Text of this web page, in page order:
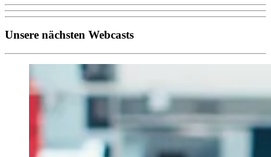
Unsere nächsten Webcasts